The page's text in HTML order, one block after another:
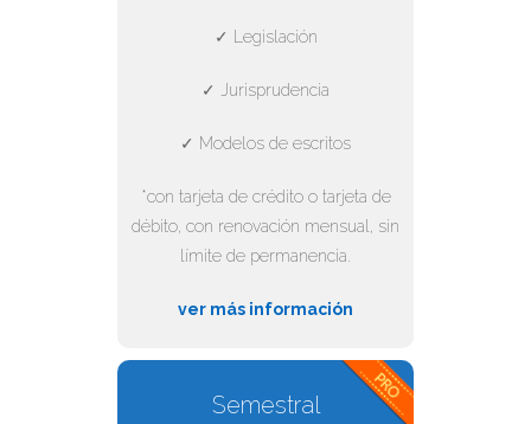
✓ Legislación
✓ Jurisprudencia
✓ Modelos de escritos
*con tarjeta de crédito o tarjeta de
débito, con renovación mensual, sin
límite de permanencia.
ver más información
Semestral